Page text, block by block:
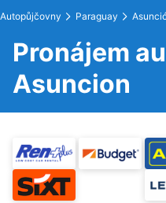
Autopůjčovny Paraguay
Pronájem
Asuncion